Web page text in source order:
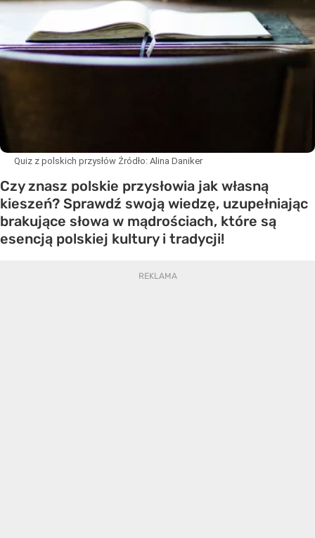
Quiz z polskich przysłów Źródło: Alina Daniker
Czy znasz polskie przysłowia jak własną
kieszeń? Sprawdź swoją wiedzę, uzupełniając
brakujące słowa w mądrościach, które są
esencją polskiej kultury i tradycji!